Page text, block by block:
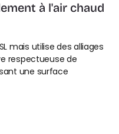
à l'air chaud
mais utilise des alliages
respectueuse de
une surface